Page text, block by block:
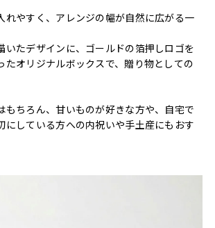
れやすく、アレンジの幅が自然に広がる一
いたデザインに、ゴールドの箔押しロゴを
たオリジナルボックスで、贈り物としての
もちろん、甘いものが好きな方や、自宅で
にしている方への内祝いや手土産にもおす